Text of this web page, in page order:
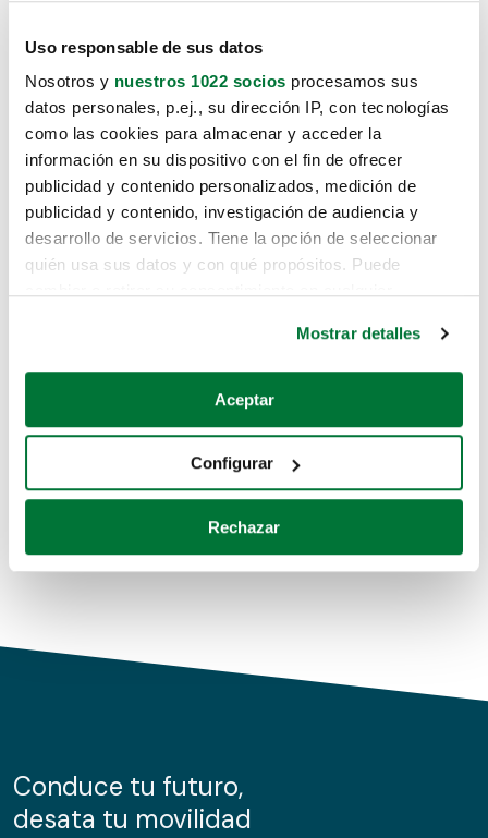
Uso responsable de sus datos
Nosotros y nuestros 1022 socios procesamos sus
datos personales, p.ej., su dirección IP, con tecnologías
como las cookies para almacenar y acceder la
información en su dispositivo con el fin de ofrecer
publicidad y contenido personalizados, medición de
publicidad y contenido, investigación de audiencia y
desarrollo de servicios. Tiene la opción de seleccionar
quién usa sus datos y con qué propósitos. Puede
Si lo permite, también quisiéramos:
Recopilar información sobre su ubicación geográfica
Identificar su dispositivo analizándolo activamente
para buscar características específicas (huellas
Obtenga más información sobre cómo se procesan sus
de cookies.
información sobre el uso que haga del sitio web con
nuestros partners de redes sociales, publicidad y análisis
Mostrar detalles
Aceptar
Configurar
Rechazar
Lo sentimos, no sabemos como
te hemos traido hasta aquí.
Pero puedes encontrar el coche que estás
buscando en alguno de estos enlaces:
Coches de segunda mano
Coches de km0
Conduce tu futuro,
desata tu movilidad